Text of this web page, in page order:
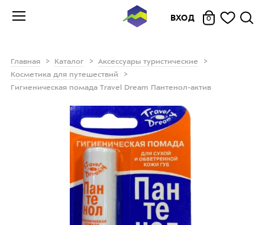
ВХОД 0
Главная Каталог
Аксессуары туристические
Косметика для путешествий
Гигиеническая помада Travel Dream Пантенол-актив